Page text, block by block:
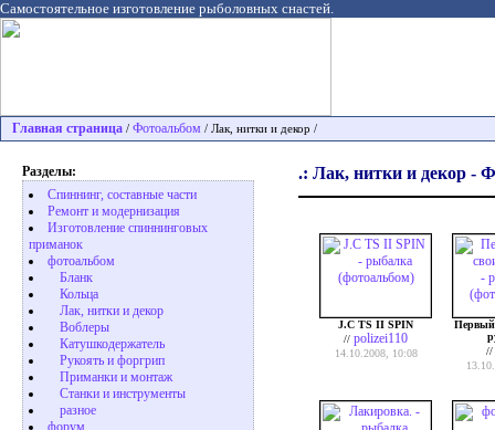
Самостоятельное изготовление рыболовных снастей.
Главная страница / Фотоальбом / Лак, нитки и декор /
Разделы:
Спиннинг, составные части
Ремонт и модернизация
Изготовление спиннинговых
приманок
фотоальбом
Бланк
Кольца
Лак, нитки и декор
Воблеры
Катушкодержатель
Рукоять и форгрип
Приманки и монтаж
Станки и инструменты
разное
форум
.: Лак, нитки и декор -
J.C TS II SPIN
// polizei110
14.10.2008, 10:08
Первый
//